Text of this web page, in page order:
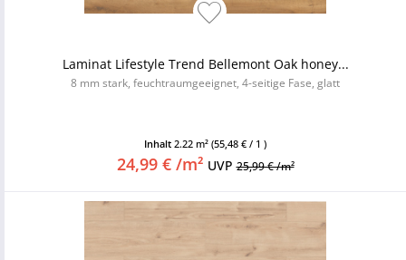
Laminat Lifestyle Trend Bellemont Oak honey...
8 mm stark, feuchtraumgeeignet, 4-seitige Fase, glatt
Inhalt 2.22 m² (55,48 € / 1 )
24,99 € /m² UVP25,99 € /m²